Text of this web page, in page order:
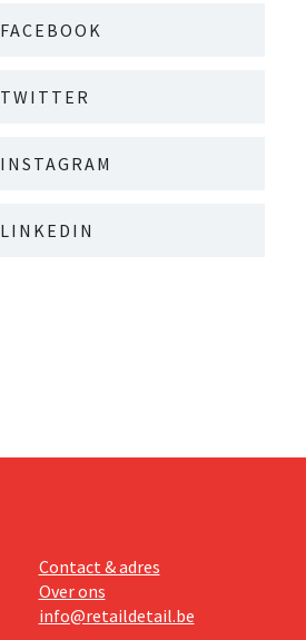
FACEBOOK
TWITTER
INSTAGRAM
LINKEDIN
Contact & adres
Over ons
info@retaildetail.be